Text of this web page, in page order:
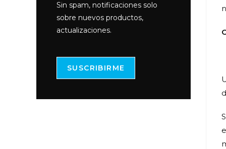
Sin spam, notificaciones solo
sobre nuevos productos,
actualizaciones.
SUSCRIBIRME